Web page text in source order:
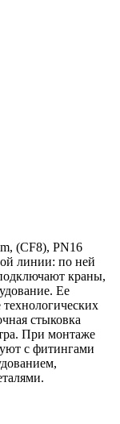
(CF8), PN16
линии: по ней
краны,
Ее
стыковка
При монтаже
с фитингами